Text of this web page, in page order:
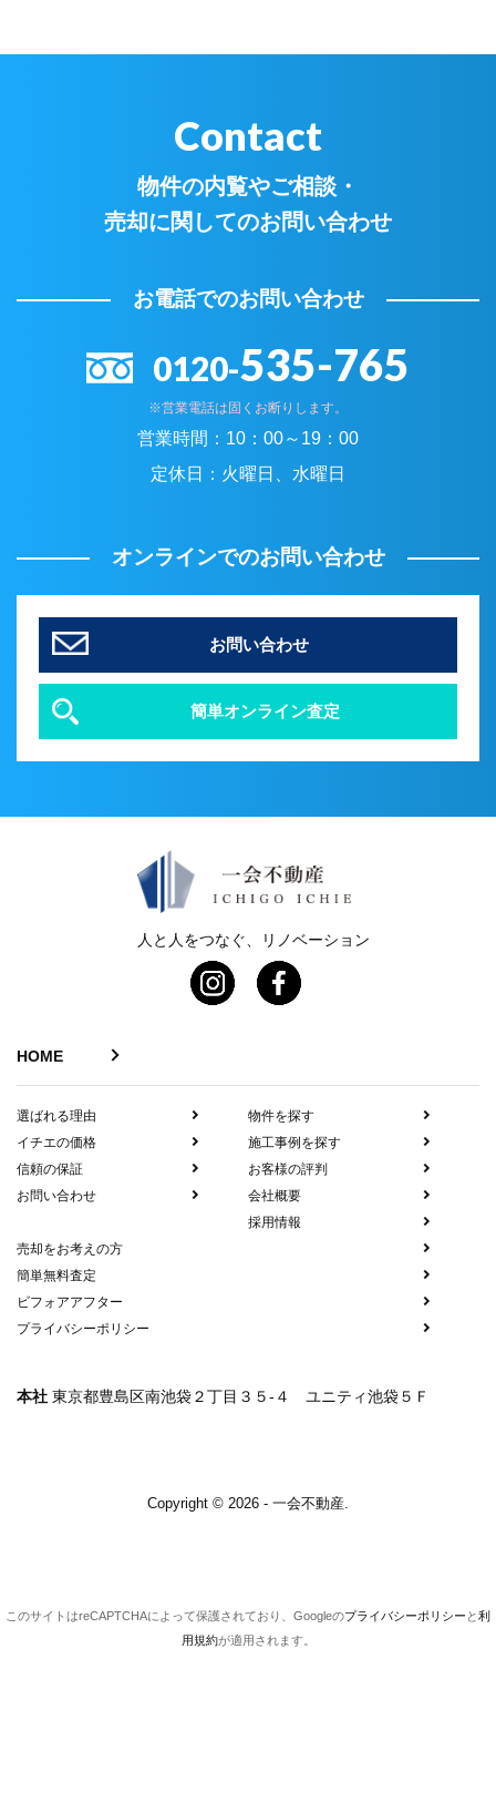
Contact
物件の内覧やご相談・
売却に関してのお問い合わせ
お電話でのお問い合わせ
0120-535-765
※営業電話は固くお断りします。
営業時間： 10：00～19：00
定休日： 火曜日、水曜日
オンラインでのお問い合わせ
お問い合わせ
簡単オンライン査定
人と人をつなぐ、リノベーション
HOME
選ばれる理由
イチエの価格
信頼の保証
お問い合わせ
物件を探す
施工事例を探す
お客様の評判
会社概要
採用情報
売却をお考えの方
簡単無料査定
ビフォアアフター
プライバシーポリシー
本社 東京都豊島区南池袋２丁目３５-４ ユニティ池袋５Ｆ
Copyright © 2026 - 一会不動産.
このサイトはreCAPTCHAによって保護されており、Googleのプライバシーポリシー と利
用規約が適用されます。